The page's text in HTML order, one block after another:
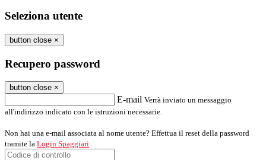
Seleziona utente
button close ×
Recupero password
button close ×
E-mail Verrà inviato un messaggio
all'indirizzo indicato con le istruzioni necessarie.
Non hai una e-mail associata al nome utente? Effettua il reset della password
tramite la Login Spaggiari